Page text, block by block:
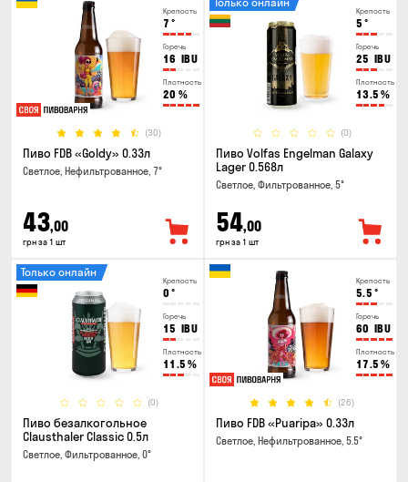
Крепость
7 °
Горечь
16 IBU
Плотность
20 %
(30)
Пиво FDB «Goldy» 0.33л
Светлое, Нефильтрованное, 7°
43,00
грн за 1 шт
Крепость
5 °
Горечь
25 IBU
Плотность
13.5 %
(0)
Пиво Volfas Engelman Galaxy
Lager 0.568л
Светлое, Фильтрованное, 5°
54,00
грн за 1 шт
Крепость
0 °
Горечь
15 IBU
Плотность
11.5 %
(0)
Только онлайн
Пиво безалкогольное
Clausthaler Classic 0.5л
Светлое, Фильтрованное, 0°
Крепость
5.5 °
Горечь
60 IBU
Плотность
17.5 %
(26)
Пиво FDB «Puaripa» 0.33л
Светлое, Нефильтрованное, 5.5°